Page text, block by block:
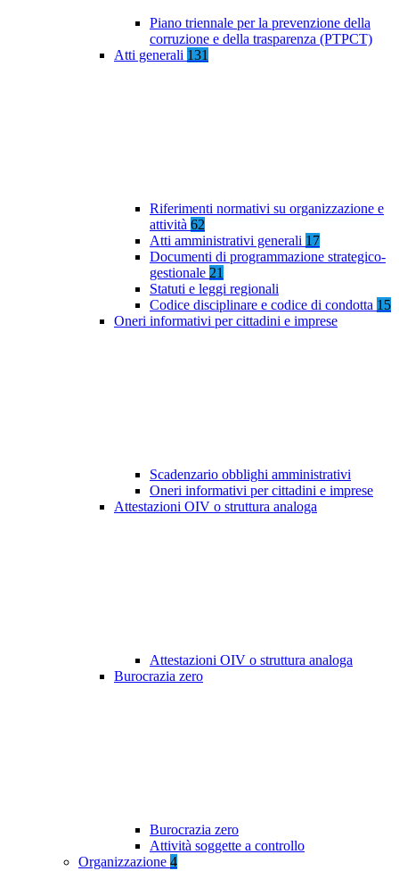
Piano triennale per la prevenzione della
corruzione e della trasparenza (PTPCT)
Atti generali 131
Riferimenti normativi su organizzazione e
attività 62
Atti amministrativi generali 17
Documenti di programmazione strategico-
gestionale 21
Statuti e leggi regionali
Codice disciplinare e codice di condotta 15
Oneri informativi per cittadini e imprese
Scadenzario obblighi amministrativi
Oneri informativi per cittadini e imprese
Attestazioni OIV o struttura analoga
Attestazioni OIV o struttura analoga
Burocrazia zero
Burocrazia zero
Attività soggette a controllo
Organizzazione 4